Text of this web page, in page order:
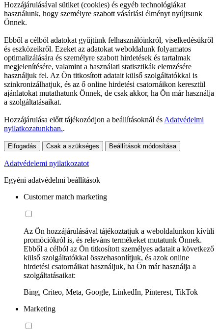
Hozzájárulásával sütiket (cookies) és egyéb technológiákat
használunk, hogy személyre szabott vásárlási élményt nyújtsunk
Önnek.
Ebből a célból adatokat gyűjtünk felhasználóinkról, viselkedésükről
és eszközeikről. Ezeket az adatokat weboldalunk folyamatos
optimalizálására és személyre szabott hirdetések és tartalmak
megjelenítésére, valamint a használati statisztikák elemzésére
használjuk fel. Az Ön titkosított adatait külső szolgáltatókkal is
szinkronizálhatjuk, és az ő online hirdetési csatornáikon keresztül
ajánlatokat mutathatunk Önnek, de csak akkor, ha Ön már használja
a szolgáltatásaikat.
Hozzájárulása előtt tájékozódjon a beállításoknál és Adatvédelmi
nyilatkozatunkban..
Elfogadás Csak a szükséges Beállítások módosítása
Adatvédelemi nyilatkozatot
Egyéni adatvédelmi beállítások
Customer match marketing
Az Ön hozzájárulásával tájékoztatjuk a weboldalunkon kívüli
promóciókról is, és releváns termékeket mutatunk Önnek.
Ebből a célból az Ön titkosított személyes adatait a következő
külső szolgáltatókkal összehasonlítjuk, és azok online
hirdetési csatornáikat használjuk, ha Ön már használja a
szolgáltatásaikat:
Bing, Criteo, Meta, Google, LinkedIn, Pinterest, TikTok
Marketing